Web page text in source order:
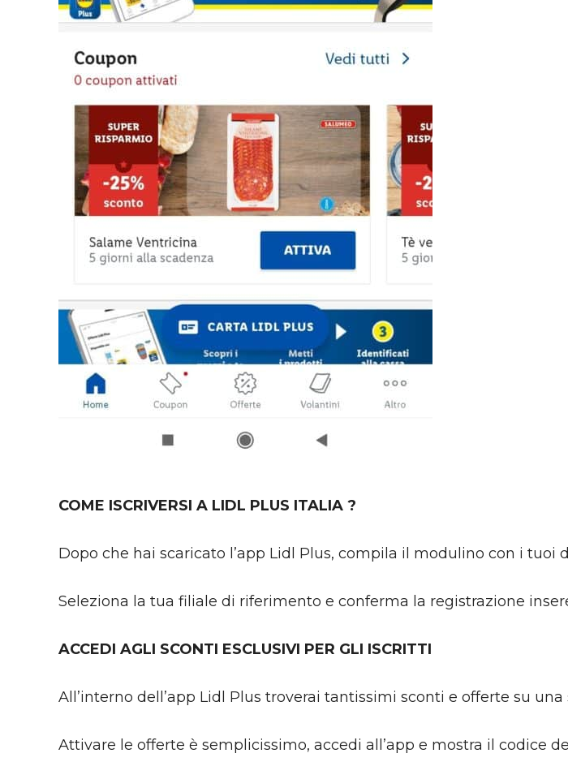
COME ISCRIVERSI A LIDL PLUS ITALIA ?
Dopo che hai scaricato l’app Lidl Plus, compila il modulino con i tuoi
Seleziona la tua filiale di riferimento e conferma la registrazione
ACCEDI AGLI SCONTI ESCLUSIVI PER GLI ISCRITTI
All’interno dell’app Lidl Plus troverai tantissimi sconti e offerte su
Attivare le offerte è semplicissimo, accedi all’app e mostra il codice